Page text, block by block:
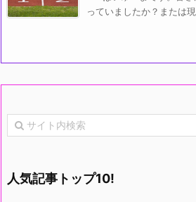
っていましたか？または
人気記事トップ10!